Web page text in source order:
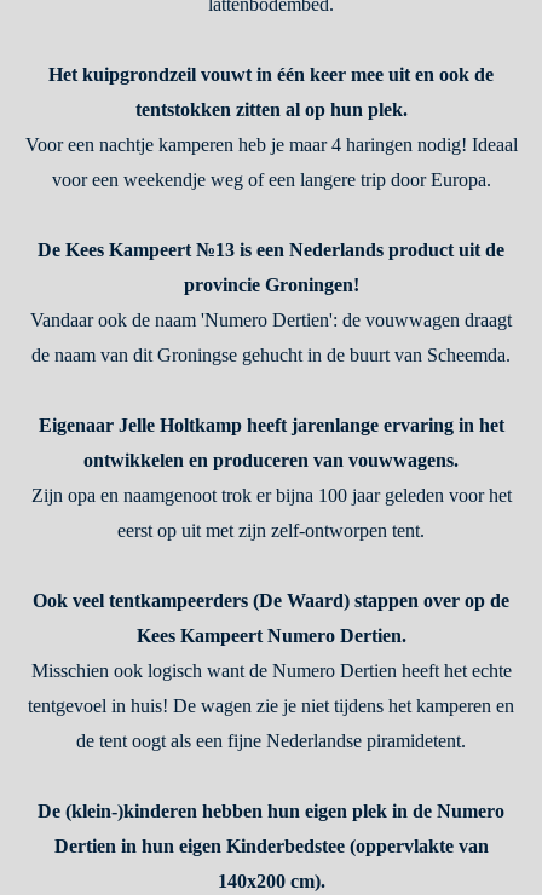
lattenbodembed.
Het kuipgrondzeil vouwt in één keer mee uit en ook de
tentstokken zitten al op hun plek.
Voor een nachtje kamperen heb je maar 4 haringen nodig! Ideaal
voor een weekendje weg of een langere trip door Europa.
De Kees Kampeert №13 is een Nederlands product uit de
provincie Groningen!
Vandaar ook de naam 'Numero Dertien': de vouwwagen draagt
de naam van dit Groningse gehucht in de buurt van Scheemda.
Eigenaar Jelle Holtkamp heeft jarenlange ervaring in het
ontwikkelen en produceren van vouwwagens.
Zijn opa en naamgenoot trok er bijna 100 jaar geleden voor het
eerst op uit met zijn zelf-ontworpen tent.
Ook veel tentkampeerders (De Waard) stappen over op de
Kees Kampeert Numero Dertien.
Misschien ook logisch want de Numero Dertien heeft het echte
tentgevoel in huis! De wagen zie je niet tijdens het kamperen en
de tent oogt als een fijne Nederlandse piramidetent.
De (klein-)kinderen hebben hun eigen plek in de Numero
Dertien in hun eigen Kinderbedstee (oppervlakte van
140x200 cm).